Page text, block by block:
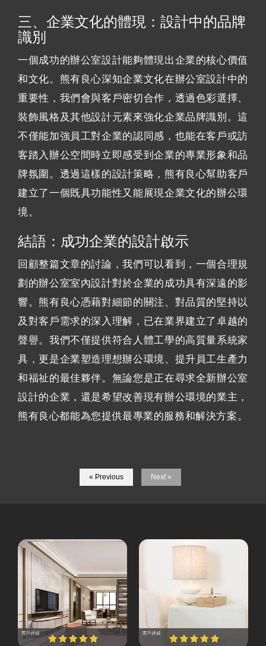
三、企業文化的體現：設計中的品牌
識別
一個成功的辦公室設計能夠體現出企業的核心價值
和文化。熊有良心深知企業文化在辦公室設計中的
重要性，我們會與客戶密切合作，透過色彩選擇、
裝飾風格及其他設計元素來強化企業品牌識別。這
不僅能加強員工對企業的認同感，也能在客戶或訪
客踏入辦公空間時立即感受到企業的專業形象和品
牌氛圍。透過這樣的設計策略，熊有良心幫助客戶
建立了一個既具功能性又能展現企業文化的辦公環
境。
結語：成功企業的設計啟示
回顧整篇文章的討論，我們可以看到，一個合理規
劃的辦公室室內設計對於企業的成功具有深遠的影
響。熊有良心憑藉對細節的關注、對品質的堅持以
及對客戶需求的深入理解，已在業界建立了卓越的
聲譽。我們不僅提供符合人體工學的高質量系統家
具，更是企業塑造理想辦公環境、提升員工生產力
和福祉的最佳夥伴。無論您是正在尋求全新辦公室
設計的企業，還是希望改善現有辦公環境的業主，
熊有良心都能為您提供最專業的服務和解決方案。
« Previous Next »